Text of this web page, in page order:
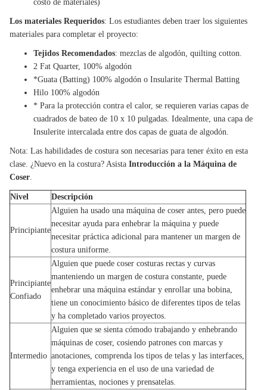
costo de materiales)
Los materiales Requeridos: Los estudiantes deben traer los siguientes
materiales para completar el proyecto:
Tejidos Recomendados: mezclas de algodón, quilting cotton.
2 Fat Quarter, 100% algodón
*Guata (Batting) 100% algodón o Insularite Thermal Batting
Hilo 100% algodón
* Para la protección contra el calor, se requieren varias capas de
cuadrados de bateo de 10 x 10 pulgadas. Idealmente, una capa de
Insulerite intercalada entre dos capas de guata de algodón.
Nota: Las habilidades de costura son necesarias para tener éxito en esta
clase. ¿Nuevo en la costura? AsistaIntroducción a la Máquina de
Coser
Nivel Descripción
Principiante
Alguien ha usado una máquina de coser antes, pero puede
necesitar ayuda para enhebrar la máquina y puede
necesitar práctica adicional para mantener un margen de
costura uniforme.
Principiante
Confiado
Alguien que puede coser costuras rectas y curvas
manteniendo un margen de costura constante, puede
enhebrar una máquina estándar y enrollar una bobina,
tiene un conocimiento básico de diferentes tipos de telas
y ha completado varios proyectos.
Intermedio
Alguien que se sienta cómodo trabajando y enhebrando
máquinas de coser, cosiendo patrones con marcas y
anotaciones, comprenda los tipos de telas y las interfaces,
y tenga experiencia en el uso de una variedad de
herramientas, nociones y prensatelas.